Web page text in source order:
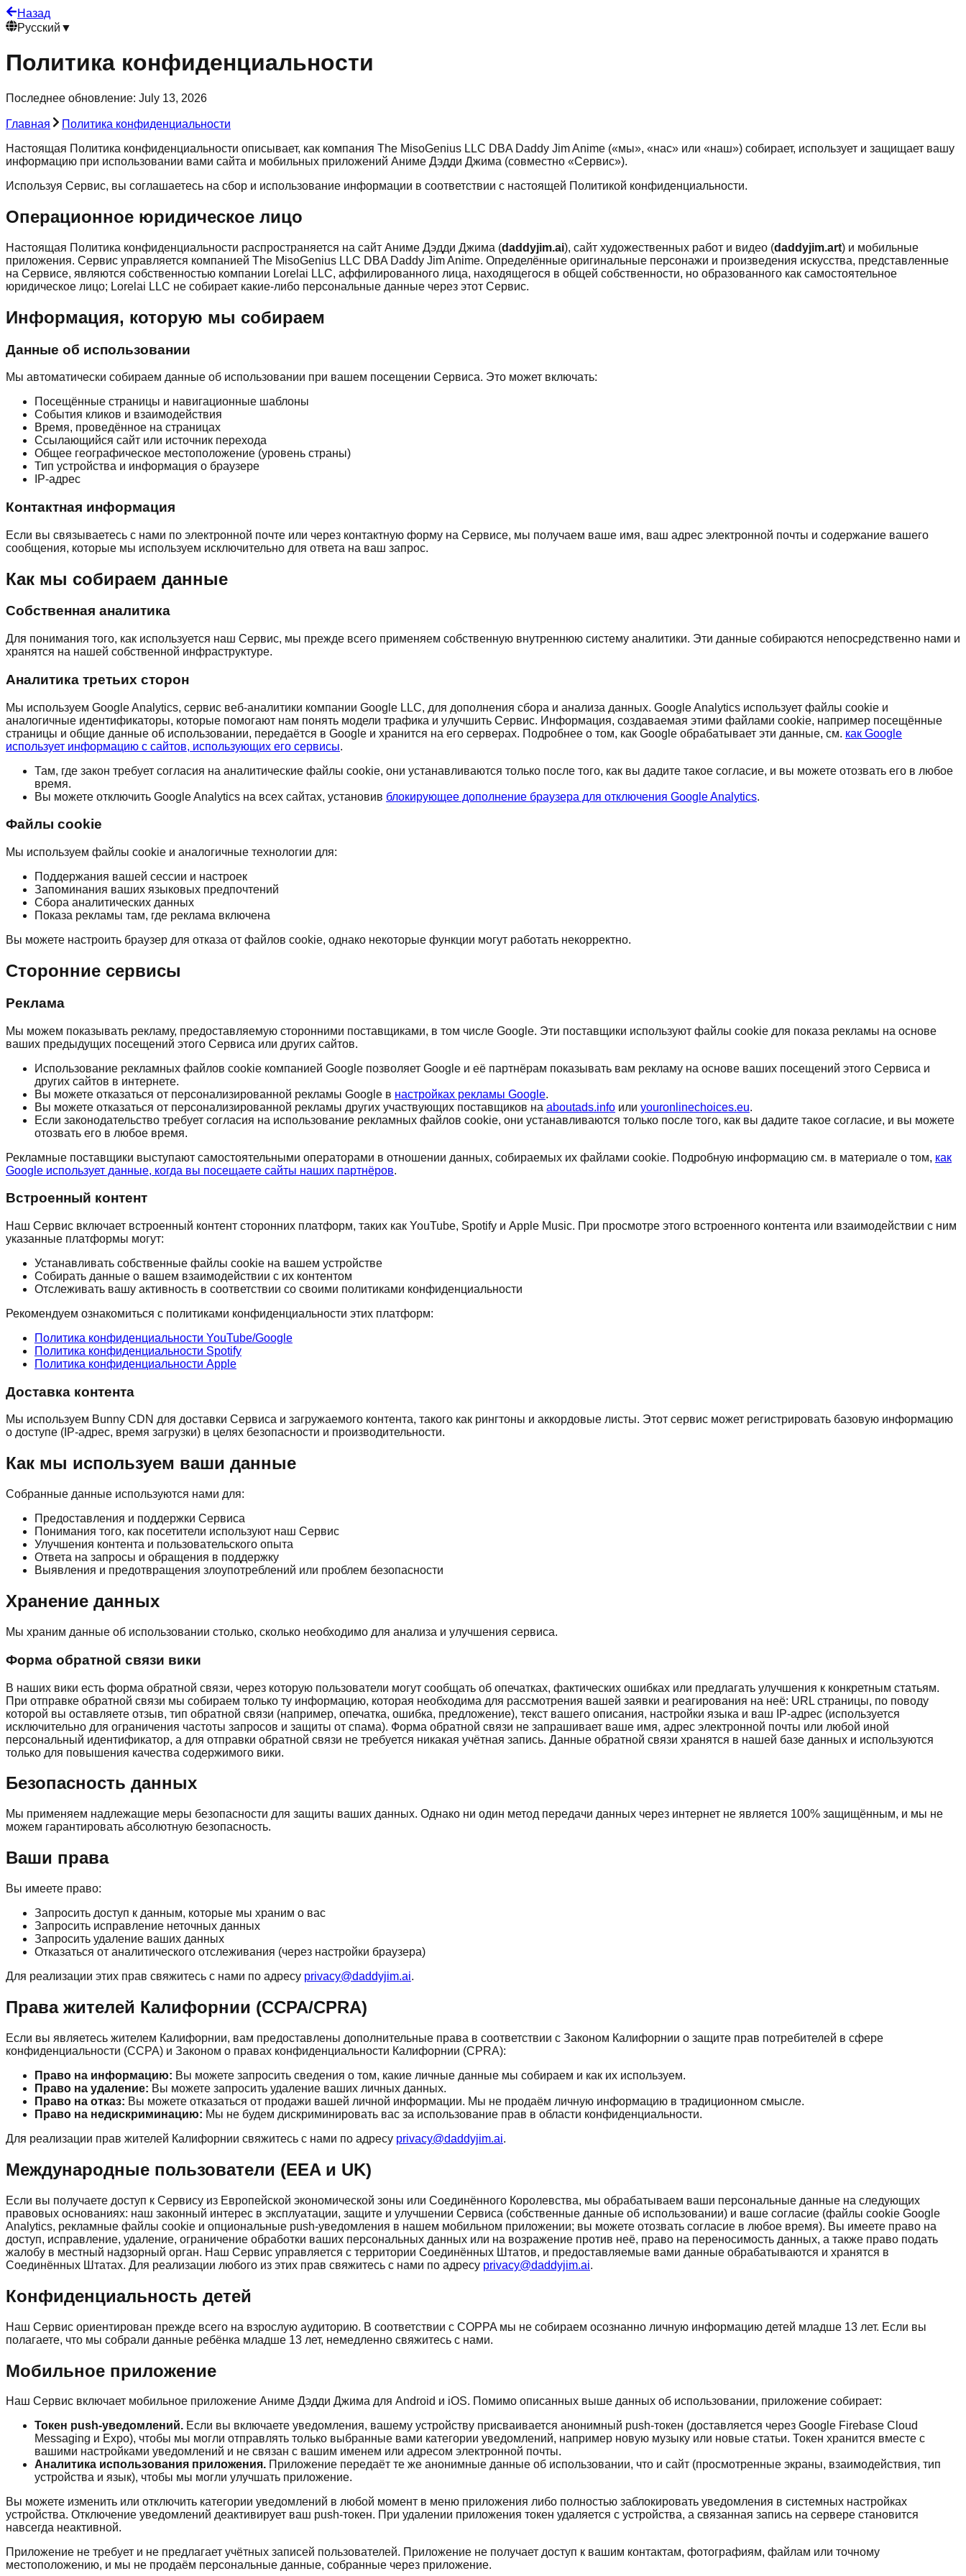
Назад
Русский ▼
Политика конфиденциальности
Последнее обновление: July 13, 2026
Главная
Политика конфиденциальности
Настоящая Политика конфиденциальности описывает, как компания The MisoGenius LLC DBA Daddy Jim Anime («мы», «нас» или «наш») собирает, использует и защищает вашу
информацию при использовании вами сайта и мобильных приложений Аниме Дэдди Джима (совместно «Сервис»).
Используя Сервис, вы соглашаетесь на сбор и использование информации в соответствии с настоящей Политикой конфиденциальности.
Операционное юридическое лицо
Настоящая Политика конфиденциальности распространяется на сайт Аниме Дэдди Джима (daddyjim.ai), сайт художественных работ и видео (daddyjim.art) и мобильные
приложения. Сервис управляется компанией The MisoGenius LLC DBA Daddy Jim Anime. Определённые оригинальные персонажи и произведения искусства, представленные
на Сервисе, являются собственностью компании Lorelai LLC, аффилированного лица, находящегося в общей собственности, но образованного как самостоятельное
юридическое лицо; Lorelai LLC не собирает какие-либо персональные данные через этот Сервис.
Информация, которую мы собираем
Данные об использовании
Мы автоматически собираем данные об использовании при вашем посещении Сервиса. Это может включать:
Посещённые страницы и навигационные шаблоны
События кликов и взаимодействия
Время, проведённое на страницах
Ссылающийся сайт или источник перехода
Общее географическое местоположение (уровень страны)
Тип устройства и информация о браузере
IP-адрес
Контактная информация
Если вы связываетесь с нами по электронной почте или через контактную форму на Сервисе, мы получаем ваше имя, ваш адрес электронной почты и содержание вашего
сообщения, которые мы используем исключительно для ответа на ваш запрос.
Как мы собираем данные
Собственная аналитика
Для понимания того, как используется наш Сервис, мы прежде всего применяем собственную внутреннюю систему аналитики. Эти данные собираются непосредственно нами и
хранятся на нашей собственной инфраструктуре.
Аналитика третьих сторон
Мы используем Google Analytics, сервис веб-аналитики компании Google LLC, для дополнения сбора и анализа данных. Google Analytics использует файлы cookie и
аналогичные идентификаторы, которые помогают нам понять модели трафика и улучшить Сервис. Информация, создаваемая этими файлами cookie, например посещённые
страницы и общие данные об использовании, передаётся в Google и хранится на его серверах. Подробнее о том, как Google обрабатывает эти данные, см. как Google
использует информацию с сайтов, использующих его сервисы.
Там, где закон требует согласия на аналитические файлы cookie, они устанавливаются только после того, как вы дадите такое согласие, и вы можете отозвать его в любое
время.
Вы можете отключить Google Analytics на всех сайтах, установив блокирующее дополнение браузера для отключения Google Analytics.
Файлы cookie
Мы используем файлы cookie и аналогичные технологии для:
Поддержания вашей сессии и настроек
Запоминания ваших языковых предпочтений
Сбора аналитических данных
Показа рекламы там, где реклама включена
Вы можете настроить браузер для отказа от файлов cookie, однако некоторые функции могут работать некорректно.
Сторонние сервисы
Реклама
Мы можем показывать рекламу, предоставляемую сторонними поставщиками, в том числе Google. Эти поставщики используют файлы cookie для показа рекламы на основе
ваших предыдущих посещений этого Сервиса или других сайтов.
Использование рекламных файлов cookie компанией Google позволяет Google и её партнёрам показывать вам рекламу на основе ваших посещений этого Сервиса и
других сайтов в интернете.
Вы можете отказаться от персонализированной рекламы Google в настройках рекламы Google.
Вы можете отказаться от персонализированной рекламы других участвующих поставщиков на aboutads.info или youronlinechoices.eu.
Если законодательство требует согласия на использование рекламных файлов cookie, они устанавливаются только после того, как вы дадите такое согласие, и вы можете
отозвать его в любое время.
Рекламные поставщики выступают самостоятельными операторами в отношении данных, собираемых их файлами cookie. Подробную информацию см. в материале о том, как
Google использует данные, когда вы посещаете сайты наших партнёров.
Встроенный контент
Наш Сервис включает встроенный контент сторонних платформ, таких как YouTube, Spotify и Apple Music. При просмотре этого встроенного контента или взаимодействии с ним
указанные платформы могут:
Устанавливать собственные файлы cookie на вашем устройстве
Собирать данные о вашем взаимодействии с их контентом
Отслеживать вашу активность в соответствии со своими политиками конфиденциальности
Рекомендуем ознакомиться с политиками конфиденциальности этих платформ:
Политика конфиденциальности YouTube/Google
Политика конфиденциальности Spotify
Политика конфиденциальности Apple
Доставка контента
Мы используем Bunny CDN для доставки Сервиса и загружаемого контента, такого как рингтоны и аккордовые листы. Этот сервис может регистрировать базовую информацию
о доступе (IP-адрес, время загрузки) в целях безопасности и производительности.
Как мы используем ваши данные
Собранные данные используются нами для:
Предоставления и поддержки Сервиса
Понимания того, как посетители используют наш Сервис
Улучшения контента и пользовательского опыта
Ответа на запросы и обращения в поддержку
Выявления и предотвращения злоупотреблений или проблем безопасности
Хранение данных
Мы храним данные об использовании столько, сколько необходимо для анализа и улучшения сервиса.
Форма обратной связи вики
В наших вики есть форма обратной связи, через которую пользователи могут сообщать об опечатках, фактических ошибках или предлагать улучшения к конкретным статьям.
При отправке обратной связи мы собираем только ту информацию, которая необходима для рассмотрения вашей заявки и реагирования на неё: URL страницы, по поводу
которой вы оставляете отзыв, тип обратной связи (например, опечатка, ошибка, предложение), текст вашего описания, настройки языка и ваш IP-адрес (используется
исключительно для ограничения частоты запросов и защиты от спама). Форма обратной связи не запрашивает ваше имя, адрес электронной почты или любой иной
персональный идентификатор, а для отправки обратной связи не требуется никакая учётная запись. Данные обратной связи хранятся в нашей базе данных и используются
только для повышения качества содержимого вики.
Безопасность данных
Мы применяем надлежащие меры безопасности для защиты ваших данных. Однако ни один метод передачи данных через интернет не является 100% защищённым, и мы не
можем гарантировать абсолютную безопасность.
Ваши права
Вы имеете право:
Запросить доступ к данным, которые мы храним о вас
Запросить исправление неточных данных
Запросить удаление ваших данных
Отказаться от аналитического отслеживания (через настройки браузера)
Для реализации этих прав свяжитесь с нами по адресу privacy@daddyjim.ai.
Права жителей Калифорнии (CCPA/CPRA)
Если вы являетесь жителем Калифорнии, вам предоставлены дополнительные права в соответствии с Законом Калифорнии о защите прав потребителей в сфере
конфиденциальности (CCPA) и Законом о правах конфиденциальности Калифорнии (CPRA):
Право на информацию: Вы можете запросить сведения о том, какие личные данные мы собираем и как их используем.
Право на удаление: Вы можете запросить удаление ваших личных данных.
Право на отказ: Вы можете отказаться от продажи вашей личной информации. Мы не продаём личную информацию в традиционном смысле.
Право на недискриминацию: Мы не будем дискриминировать вас за использование прав в области конфиденциальности.
Для реализации прав жителей Калифорнии свяжитесь с нами по адресу privacy@daddyjim.ai.
Международные пользователи (EEA и UK)
Если вы получаете доступ к Сервису из Европейской экономической зоны или Соединённого Королевства, мы обрабатываем ваши персональные данные на следующих
правовых основаниях: наш законный интерес в эксплуатации, защите и улучшении Сервиса (собственные данные об использовании) и ваше согласие (файлы cookie Google
Analytics, рекламные файлы cookie и опциональные push-уведомления в нашем мобильном приложении; вы можете отозвать согласие в любое время). Вы имеете право на
доступ, исправление, удаление, ограничение обработки ваших персональных данных или на возражение против неё, право на переносимость данных, а также право подать
жалобу в местный надзорный орган. Наш Сервис управляется с территории Соединённых Штатов, и предоставляемые вами данные обрабатываются и хранятся в
Соединённых Штатах. Для реализации любого из этих прав свяжитесь с нами по адресу privacy@daddyjim.ai.
Конфиденциальность детей
Наш Сервис ориентирован прежде всего на взрослую аудиторию. В соответствии с COPPA мы не собираем осознанно личную информацию детей младше 13 лет. Если вы
полагаете, что мы собрали данные ребёнка младше 13 лет, немедленно свяжитесь с нами.
Мобильное приложение
Наш Сервис включает мобильное приложение Аниме Дэдди Джима для Android и iOS. Помимо описанных выше данных об использовании, приложение собирает:
Токен push-уведомлений. Если вы включаете уведомления, вашему устройству присваивается анонимный push-токен (доставляется через Google Firebase Cloud
Messaging и Expo), чтобы мы могли отправлять только выбранные вами категории уведомлений, например новую музыку или новые статьи. Токен хранится вместе с
вашими настройками уведомлений и не связан с вашим именем или адресом электронной почты.
Аналитика использования приложения. Приложение передаёт те же анонимные данные об использовании, что и сайт (просмотренные экраны, взаимодействия, тип
устройства и язык), чтобы мы могли улучшать приложение.
Вы можете изменить или отключить категории уведомлений в любой момент в меню приложения либо полностью заблокировать уведомления в системных настройках
устройства. Отключение уведомлений деактивирует ваш push-токен. При удалении приложения токен удаляется с устройства, а связанная запись на сервере становится
навсегда неактивной.
Приложение не требует и не предлагает учётных записей пользователей. Приложение не получает доступ к вашим контактам, фотографиям, файлам или точному
местоположению, и мы не продаём персональные данные, собранные через приложение.